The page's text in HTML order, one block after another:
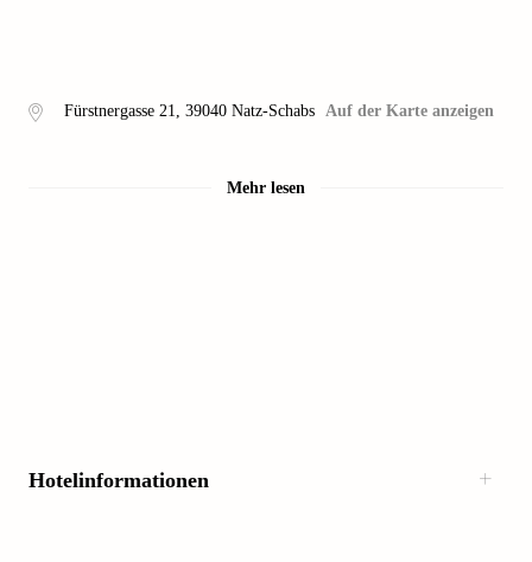
Fürstnergasse 21, 39040 Natz-Schabs Auf der Karte anzeigen
Mehr lesen
Hotelinformationen